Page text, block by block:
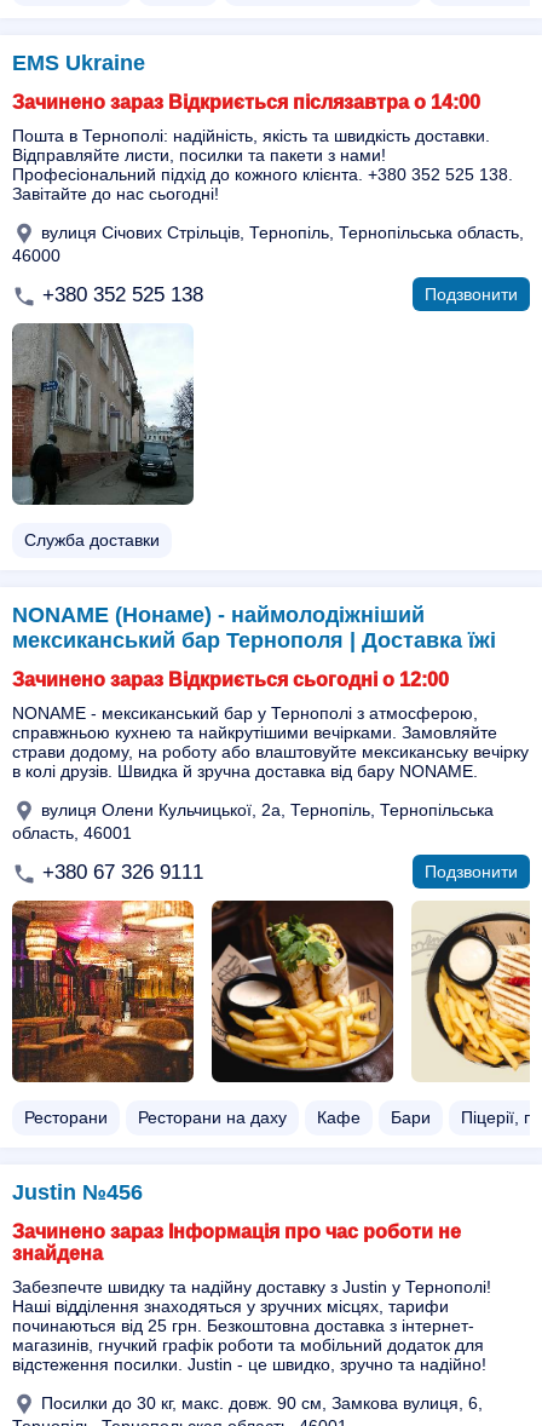
EMS Ukraine
Зачинено зараз Відкриється післязавтра о 14:00
Пошта в Тернополі: надійність, якість та швидкість доставки.
Відправляйте листи, посилки та пакети з нами!
Професіональний підхід до кожного клієнта. +380 352 525 138.
Завітайте до нас сьогодні!
вулиця Січових Стрільців, Тернопіль, Тернопільська область,
46000
+380 352 525 138 Подзвонити
Служба доставки
NONAME (Нонаме) - наймолодіжніший
мексиканський бар Тернополя | Доставка їжі
Зачинено зараз Відкриється сьогодні о 12:00
NONAME - мексиканський бар у Тернополі з атмосферою,
справжньою кухнею та найкрутішими вечірками. Замовляйте
страви додому, на роботу або влаштовуйте мексиканську вечірку
в колі друзів. Швидка й зручна доставка від бару NONAME.
вулиця Олени Кульчицької, 2a, Тернопіль, Тернопільська
область, 46001
+380 67 326 9111 Подзвонити
Ресторани Ресторани на даху Кафе Бари Піцерії,
Justin №456
Зачинено зараз Інформація про час роботи не
знайдена
Забезпечте швидку та надійну доставку з Justin у Тернополі!
Наші відділення знаходяться у зручних місцях, тарифи
починаються від 25 грн. Безкоштовна доставка з інтернет-
магазинів, гнучкий графік роботи та мобільний додаток для
відстеження посилки. Justin - це швидко, зручно та надійно!
Посилки до 30 кг, макс. довж. 90 см, Замкова вулиця, 6,